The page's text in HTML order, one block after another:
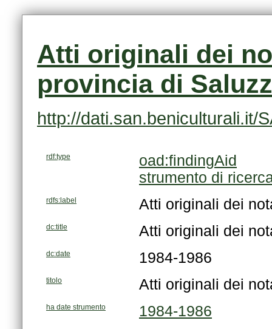
provincia di
http://dati.san.beniculturali.it/
rdf:type
oad:findingAid
strumento di
rdfs:label Atti originali dei
dc:title Atti originali dei
dc:date 1984-1986
titolo Atti originali dei
ha date strumento 1984-1986